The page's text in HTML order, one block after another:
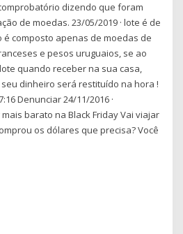
dizendo que foram
de moedas. 23/05/2019 · lote é de
composto apenas de moedas de
e pesos uruguaios, se ao
quando receber na sua casa,
dinheiro será restituído na hora !
Denunciar 24/11/2016 ·
barato na Black Friday Vai viajar
os dólares que precisa? Você